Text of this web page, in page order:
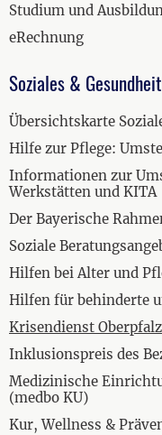
Studium und
eRechnung
Soziales & Gesundheit
Übersichtskarte
Hilfe zur Pflege:
Informationen zur
Werkstätten und KITA
Der Bayerische
Soziale
Hilfen bei Alter und
Hilfen für behinderte
Krisendienst Oberpfalz
Inklusionspreis des
Medizinische
(medbo KU)
Kur, Wellness &